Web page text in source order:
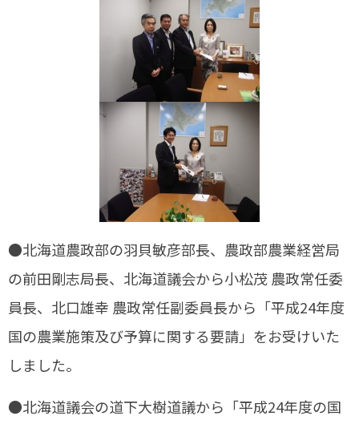
●北海道農政部の羽貝敏彦部長、農政部農業経営局
の前田剛志局長、北海道議会から小松茂 農政常任委
員長、北口雄幸 農政常任副委員長から「平成24年度
国の農業施策及び予算に関する要請」をお受けいた
しました。
●北海道議会の道下大樹道議から「平成24年度の国